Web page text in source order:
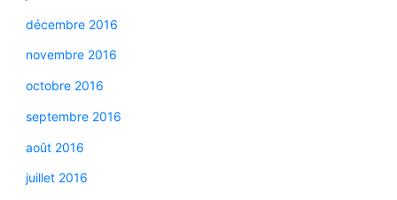
décembre 2016
novembre 2016
octobre 2016
septembre 2016
août 2016
juillet 2016